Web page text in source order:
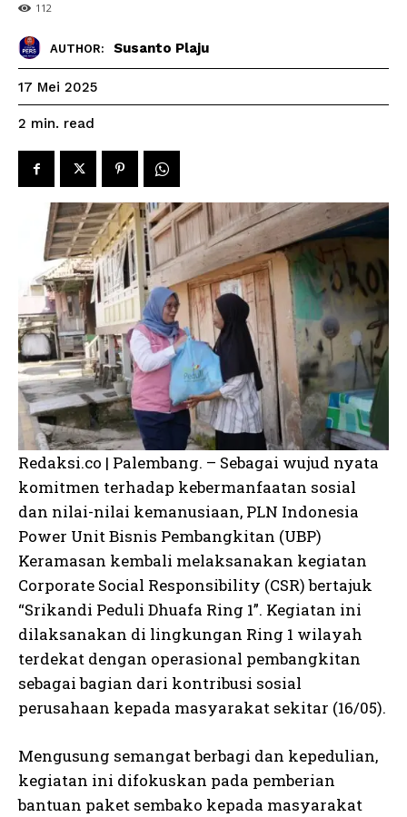
112
AUTHOR: Susanto Plaju
17 Mei 2025
2 min. read
Redaksi.co | Palembang. – Sebagai wujud nyata
komitmen terhadap kebermanfaatan sosial
dan nilai-nilai kemanusiaan, PLN Indonesia
Power Unit Bisnis Pembangkitan (UBP)
Keramasan kembali melaksanakan kegiatan
Corporate Social Responsibility (CSR) bertajuk
“Srikandi Peduli Dhuafa Ring 1”. Kegiatan ini
dilaksanakan di lingkungan Ring 1 wilayah
terdekat dengan operasional pembangkitan
sebagai bagian dari kontribusi sosial
perusahaan kepada masyarakat sekitar (16/05).
Mengusung semangat berbagi dan kepedulian,
kegiatan ini difokuskan pada pemberian
bantuan paket sembako kepada masyarakat